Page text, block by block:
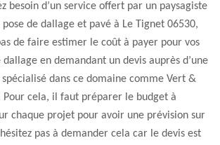
besoin d’un service offert par un paysagiste
de dallage et pavé à Le Tignet 06530,
de faire estimer le coût à payer pour vos
en demandant un devis auprès d’une
dans ce domaine comme Vert &
Pour cela, il faut préparer le budget à
chaque projet pour avoir une prévision sur
pas à demander cela car le devis est